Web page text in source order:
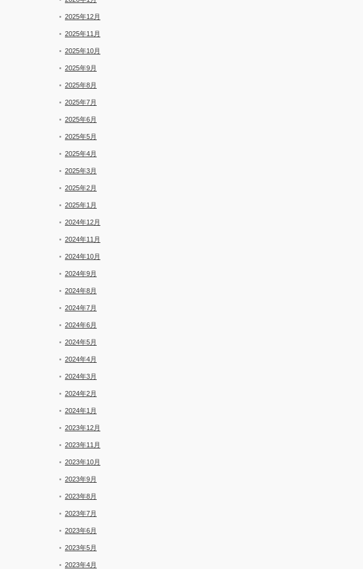
2025年12月
2025年11月
2025年10月
2025年9月
2025年8月
2025年7月
2025年6月
2025年5月
2025年4月
2025年3月
2025年2月
2025年1月
2024年12月
2024年11月
2024年10月
2024年9月
2024年8月
2024年7月
2024年6月
2024年5月
2024年4月
2024年3月
2024年2月
2024年1月
2023年12月
2023年11月
2023年10月
2023年9月
2023年8月
2023年7月
2023年6月
2023年5月
2023年4月